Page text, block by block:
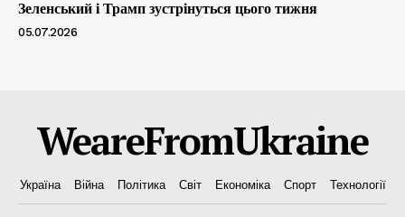
Зеленський і Трамп зустрінуться цього тижня
05.07.2026
WeareFromUkraine
Україна Війна Політика Світ Економіка Спорт Технології